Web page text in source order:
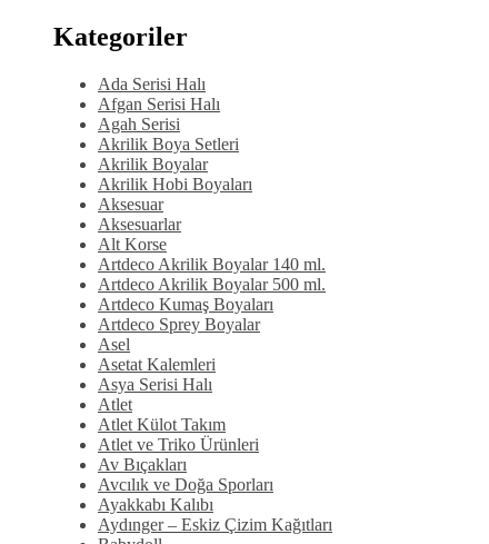
Kategoriler
Ada Serisi Halı
Afgan Serisi Halı
Agah Serisi
Akrilik Boya Setleri
Akrilik Boyalar
Akrilik Hobi Boyaları
Aksesuar
Aksesuarlar
Alt Korse
Artdeco Akrilik Boyalar 140 ml.
Artdeco Akrilik Boyalar 500 ml.
Artdeco Kumaş Boyaları
Artdeco Sprey Boyalar
Asel
Asetat Kalemleri
Asya Serisi Halı
Atlet
Atlet Külot Takım
Atlet ve Triko Ürünleri
Av Bıçakları
Avcılık ve Doğa Sporları
Ayakkabı Kalıbı
Aydınger – Eskiz Çizim Kağıtları